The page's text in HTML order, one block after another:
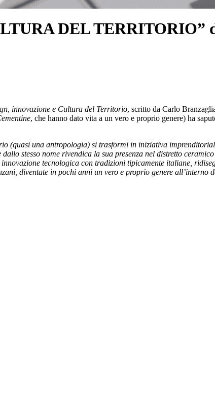
DEL TERRITORIO”
innovazione e Cultura del Territorio, scritto da Carlo
, che hanno dato vita a un vero e proprio genere) ha
(quasi una antropologia) si trasformi in iniziativa
stesso nome rivendica la sua presenza nel distretto
tecnologica con tradizioni tipicamente italiane,
diventate in pochi anni un vero e proprio genere all’interno